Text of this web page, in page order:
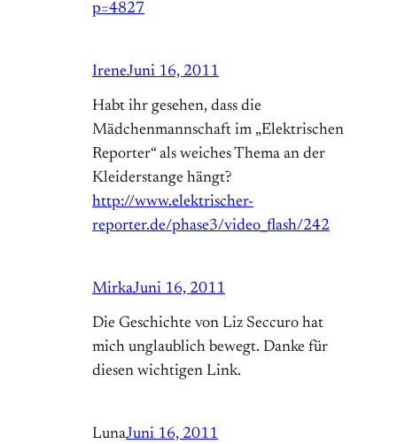
p=4827
IreneJuni 16, 2011
Habt ihr gesehen, dass die
Mädchenmannschaft im „Elektrischen
Reporter“ als weiches Thema an der
Kleiderstange hängt?
http://www.elektrischer-
reporter.de/phase3/video_flash/242
MirkaJuni 16, 2011
Die Geschichte von Liz Seccuro hat
mich unglaublich bewegt. Danke für
diesen wichtigen Link.
LunaJuni 16, 2011